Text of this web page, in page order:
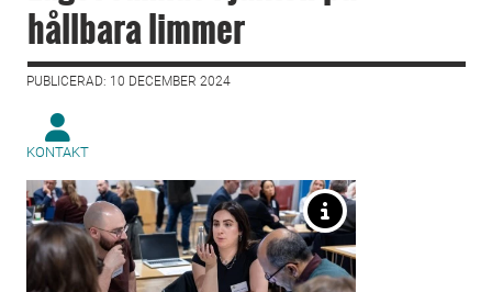
hållbara limmer
PUBLICERAD: 10 DECEMBER 2024
KONTAKT